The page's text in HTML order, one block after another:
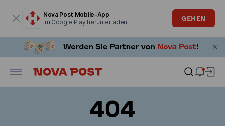
Nova Post Mobile-App
Im Google Play herunterladen
GEHEN
404